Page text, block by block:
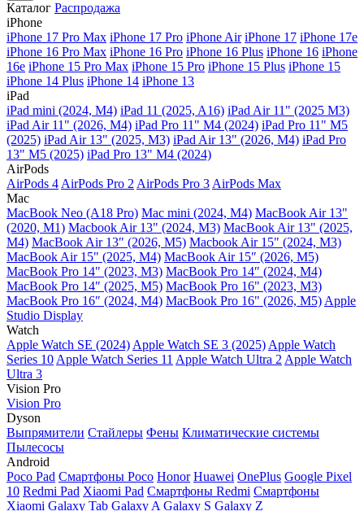
Каталог Распродажа
iPhone
iPhone 17 Pro Max iPhone 17 Pro iPhone Air iPhone 17 iPhone 17e
iPhone 16 Pro Max iPhone 16 Pro iPhone 16 Plus iPhone 16 iPhone
16e iPhone 15 Pro Max iPhone 15 Pro iPhone 15 Plus iPhone 15
iPhone 14 Plus iPhone 14 iPhone 13
iPad
iPad mini (2024, M4) iPad 11 (2025, A16) iPad Air 11" (2025 M3)
iPad Air 11" (2026, M4) iPad Pro 11" M4 (2024) iPad Pro 11" M5
(2025) iPad Air 13" (2025, M3) iPad Air 13" (2026, M4) iPad Pro
13" M5 (2025) iPad Pro 13" M4 (2024)
AirPods
AirPods 4 AirPods Pro 2 AirPods Pro 3 AirPods Max
Mac
MacBook Neo (A18 Pro) Mac mini (2024, M4) MacBook Air 13"
(2020, M1) Macbook Air 13" (2024, M3) MacBook Air 13" (2025,
M4) MacBook Air 13″ (2026, M5) Macbook Air 15" (2024, M3)
MacBook Air 15" (2025, M4) MacBook Air 15″ (2026, M5)
MacBook Pro 14" (2023, M3) MacBook Pro 14″ (2024, M4)
MacBook Pro 14″ (2025, M5) MacBook Pro 16" (2023, M3)
MacBook Pro 16″ (2024, M4) MacBook Pro 16" (2026, M5) Apple
Studio Display
Watch
Apple Watch SE (2024) Apple Watch SE 3 (2025) Apple Watch
Series 10 Apple Watch Series 11 Apple Watch Ultra 2 Apple Watch
Ultra 3
Vision Pro
Vision Pro
Dyson
Выпрямители Стайлеры Фены Климатические системы
Пылесосы
Android
Poco Pad Смартфоны Poco Honor Huawei OnePlus Google Pixel
10 Redmi Pad Xiaomi Pad Смартфоны Redmi Смартфоны
Xiaomi Galaxy Tab Galaxy A Galaxy S Galaxy Z